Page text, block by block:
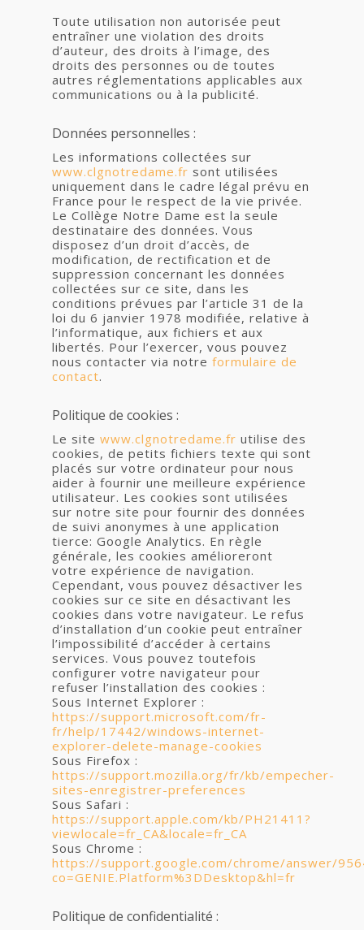
Toute utilisation non autorisée peut
entraîner une violation des droits
d’auteur, des droits à l’image, des
droits des personnes ou de toutes
autres réglementations applicables aux
communications ou à la publicité.
Données personnelles :
Les informations collectées sur
www.clgnotredame.fr sont utilisées
uniquement dans le cadre légal prévu en
France pour le respect de la vie privée.
Le Collège Notre Dame est la seule
destinataire des données. Vous
disposez d’un droit d’accès, de
modification, de rectification et de
suppression concernant les données
collectées sur ce site, dans les
conditions prévues par l’article 31 de la
loi du 6 janvier 1978 modifiée, relative à
l’informatique, aux fichiers et aux
libertés. Pour l’exercer, vous pouvez
nous contacter via notreformulaire de
contact.
Politique de cookies :
Le sitewww.clgnotredame.fr utilise des
cookies, de petits fichiers texte qui sont
placés sur votre ordinateur pour nous
aider à fournir une meilleure expérience
utilisateur. Les cookies sont utilisées
sur notre site pour fournir des données
de suivi anonymes à une application
tierce: Google Analytics. En règle
générale, les cookies amélioreront
votre expérience de navigation.
Cependant, vous pouvez désactiver les
cookies sur ce site en désactivant les
cookies dans votre navigateur. Le refus
d’installation d’un cookie peut entraîner
l’impossibilité d’accéder à certains
services. Vous pouvez toutefois
configurer votre navigateur pour
refuser l’installation des cookies :
Sous Internet Explorer :
https://support.microsoft.com/fr-
fr/help/17442/windows-internet-
explorer-delete-manage-cookies
Sous Firefox :
https://support.mozilla.org/fr/kb/empecher-
sites-enregistrer-preferences
Sous Safari :
https://support.apple.com/kb/PH21411?
viewlocale=fr_CA&locale=fr_CA
Sous Chrome :
https://support.google.com/chrome/answer/
co=GENIE.Platform%3DDesktop&hl=fr
Politique de confidentialité :